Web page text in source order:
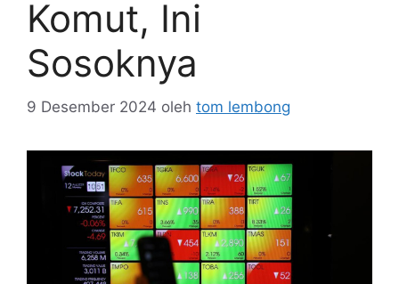
Komut, Ini
Sosoknya
9 Desember 2024 oleh tom lembong